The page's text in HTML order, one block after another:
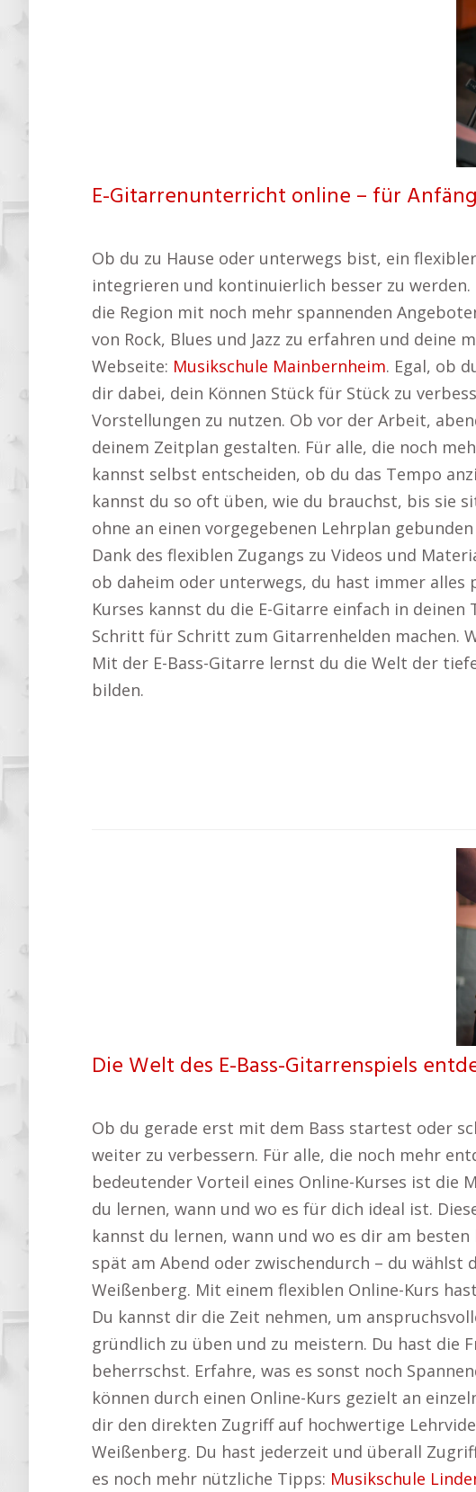
E-Gitarrenunterricht online – für
Ob du zu Hause oder unterwegs bist, ein
integrieren und kontinuierlich besser zu
die Region mit noch mehr spannenden
von Rock, Blues und Jazz zu erfahren und
Webseite: Musikschule Mainbernheim. Egal, ob
dir dabei, dein Können Stück für Stück zu
Vorstellungen zu nutzen. Ob vor der Arbeit,
deinem Zeitplan gestalten. Für alle, die noch
kannst selbst entscheiden, ob du das Tempo
kannst du so oft üben, wie du brauchst, bis sie
ohne an einen vorgegebenen Lehrplan
Dank des flexiblen Zugangs zu Videos und
ob daheim oder unterwegs, du hast immer alles
Kurses kannst du die E-Gitarre einfach in
Schritt für Schritt zum Gitarrenhelden machen.
Mit der E-Bass-Gitarre lernst du die Welt der
bilden.
Die Welt des E-Bass-Gitarrenspiels
Ob du gerade erst mit dem Bass startest oder
weiter zu verbessern. Für alle, die noch mehr
bedeutender Vorteil eines Online-Kurses ist die
du lernen, wann und wo es für dich ideal ist.
kannst du lernen, wann und wo es dir am
spät am Abend oder zwischendurch – du
Weißenberg. Mit einem flexiblen Online-Kurs
Du kannst dir die Zeit nehmen, um
gründlich zu üben und zu meistern. Du hast die
beherrschst. Erfahre, was es sonst noch
können durch einen Online-Kurs gezielt an
dir den direkten Zugriff auf hochwertige
Weißenberg. Du hast jederzeit und überall
es noch mehr nützliche Tipps: Musikschule